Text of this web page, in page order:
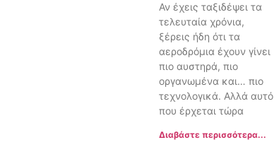
Αν έχεις ταξιδέψει τα
τελευταία χρόνια,
ξέρεις ήδη ότι τα
αεροδρόμια έχουν γίνει
πιο αυστηρά, πιο
οργανωμένα και… πιο
τεχνολογικά. Αλλά αυτό
που έρχεται τώρα
Διαβάστε περισσότερα...